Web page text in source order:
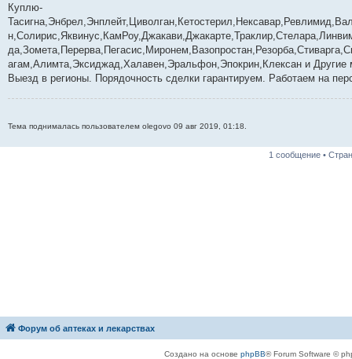
о
б
щ
е
и
е
Куплю-
агам,Алимта,Эксиджад,Халавен,Эральфон,Эпокрин,Клексан и
Выезд в регионы. Порядочность сделки гарантируем. Работаем на
Тема поднималась пользователем olegovo 09 авг 2019, 01:18.
1 сообщение •
Форум об аптеках и лекарствах
Создано на основе phpBB® Forum Software ©